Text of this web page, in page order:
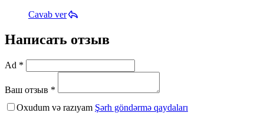
Cavab ver
Написать отзыв
Ad *
Ваш отзыв *
Oxudum və razıyam Şərh göndərmə qaydaları